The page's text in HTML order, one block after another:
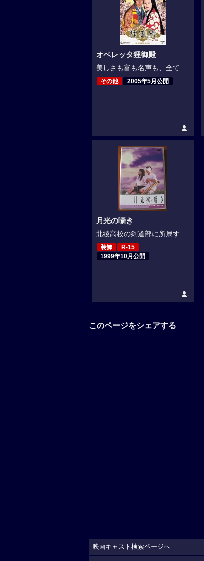
オペレッタ狸御殿
美しさも富も名声も、全て...
その他 2005年5月公開
-
月光の囁き
北綾高校の剣道部に所属す...
装飾
R-15
1999年10月公開
-
このページをシェアする
映画キャスト検索ページへ